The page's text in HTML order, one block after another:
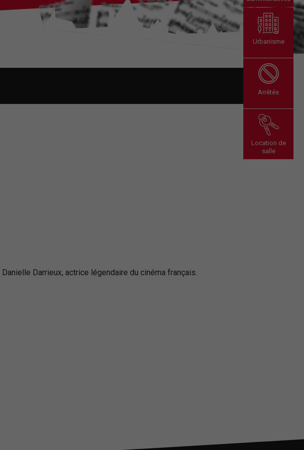
Urbanisme
Arrêtés
Location de
salle
Darrieux, actrice légendaire du cinéma français.